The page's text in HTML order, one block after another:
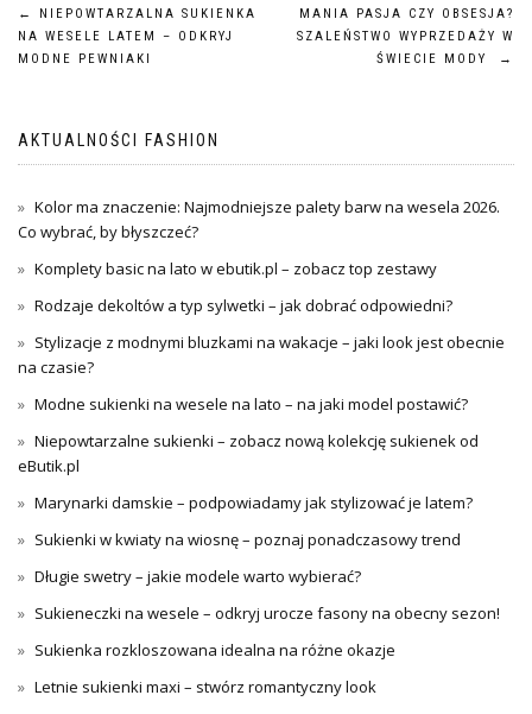
Nawigacja
wpisu
←
NIEPOWTARZALNA SUKIENKA
NA WESELE LATEM – ODKRYJ
MODNE PEWNIAKI
MANIA PASJA CZY OBSESJA?
SZALEŃSTWO WYPRZEDAŻY W
ŚWIECIE MODY
→
AKTUALNOŚCI FASHION
Kolor ma znaczenie: Najmodniejsze palety barw na wesela 2026.
Co wybrać, by błyszczeć?
Komplety basic na lato w ebutik.pl – zobacz top zestawy
Rodzaje dekoltów a typ sylwetki – jak dobrać odpowiedni?
Stylizacje z modnymi bluzkami na wakacje – jaki look jest obecnie
na czasie?
Modne sukienki na wesele na lato – na jaki model postawić?
Niepowtarzalne sukienki – zobacz nową kolekcję sukienek od
eButik.pl
Marynarki damskie – podpowiadamy jak stylizować je latem?
Sukienki w kwiaty na wiosnę – poznaj ponadczasowy trend
Długie swetry – jakie modele warto wybierać?
Sukieneczki na wesele – odkryj urocze fasony na obecny sezon!
Sukienka rozkloszowana idealna na różne okazje
Letnie sukienki maxi – stwórz romantyczny look